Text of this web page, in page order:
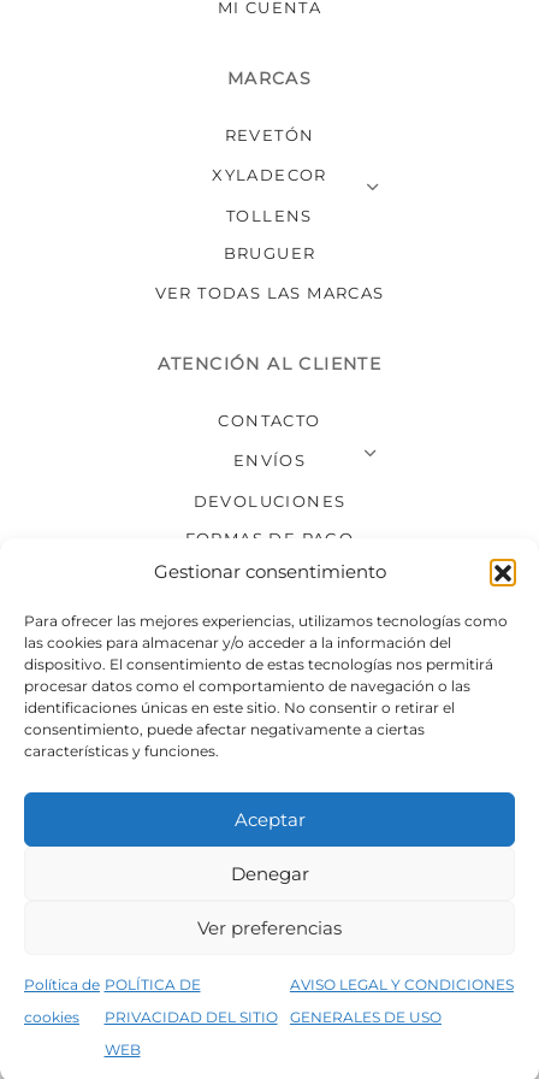
Gestionar consentimiento
Para ofrecer las mejores experiencias, utilizamos tecnologías como
las cookies para almacenar y/o acceder a la información del
dispositivo. El consentimiento de estas tecnologías nos permitirá
procesar datos como el comportamiento de navegación o las
identificaciones únicas en este sitio. No consentir o retirar el
consentimiento, puede afectar negativamente a ciertas
características y funciones.
Aceptar
Denegar
Ver preferencias
Política de
cookies
POLÍTICA DE
PRIVACIDAD DEL SITIO
WEB
AVISO LEGAL Y CONDICIONES
GENERALES DE USO
5% de descuento en tu primera compra, utiliza el código PRIMERACOMPRA
MI CUENTA
MARCAS
REVETÓN
XYLADECOR
TOLLENS
BRUGUER
VER TODAS LAS MARCAS
ATENCIÓN AL CLIENTE
CONTACTO
ENVÍOS
DEVOLUCIONES
FORMAS DE PAGO
SÍGUENOS
Condiciones generales de venta
Política de privacidad del sitio web
©2026 Decopintur- todos los derechos